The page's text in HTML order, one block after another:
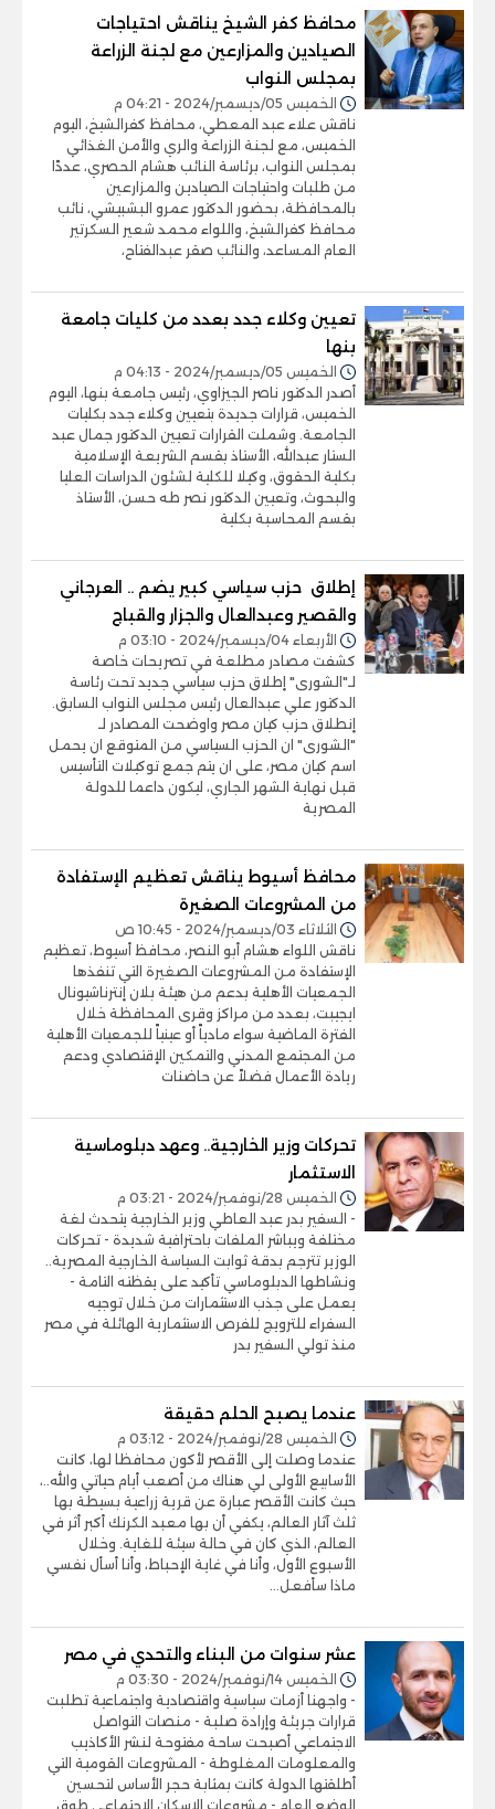
محافظ كفر الشيخ يناقش احتياجات
الصيادين والمزارعين مع لجنة الزراعة
بمجلس النواب
الخميس 05/ديسمبر/2024 - 04:21 م
ناقش علاء عبد المعطي، محافظ كفرالشيخ، اليوم
الخميس، مع لجنة الزراعة والري والأمن الغذائي
بمجلس النواب، برئاسة النائب هشام الحصري، عددًا
من طلبات واحتياجات الصيادين والمزارعين
بالمحافظة، بحضور الدكتور عمرو البشبيشي، نائب
محافظ كفرالشيخ، واللواء محمد شعير السكرتير
العام المساعد، والنائب صقر عبدالفتاح،
تعيين وكلاء جدد بعدد من كليات جامعة
بنها
الخميس 05/ديسمبر/2024 - 04:13 م
أصدر الدكتور ناصر الجيزاوي، رئيس جامعة بنها، اليوم
الخميس، قرارات جديدة بتعيين وكلاء جدد بكليات
الجامعة. وشملت القرارات تعيين الدكتور جمال عبد
الستار عبدالله، الأستاذ بقسم الشريعة الإسلامية
بكلية الحقوق، وكيلا للكلية لشئون الدراسات العليا
والبحوث، وتعيين الدكتور نصر طه حسن، الأستاذ
بقسم المحاسبة بكلية
إطلاق حزب سياسي كبير يضم .. العرجاني
والقصير وعبدالعال والجزار والقباج
الأربعاء 04/ديسمبر/2024 - 03:10 م
كشفت مصادر مطلعة في تصريحات خاصة
لـ"الشورى" إطلاق حزب سياسي جديد تحت رئاسة
الدكتور علي عبدالعال رئيس مجلس النواب السابق.
إنطلاق حزب كيان مصر واوضحت المصادر لـ
"الشورى" ان الحزب السياسي من المتوقع ان يحمل
اسم كيان مصر، على ان يتم جمع توكيلات التأسيس
قبل نهاية الشهر الجاري، ليكون داعما للدولة
المصرية
محافظ أسيوط يناقش تعظيم الإستفادة
من المشروعات الصغيرة
الثلاثاء 03/ديسمبر/2024 - 10:45 ص
ناقش اللواء هشام أبو النصر، محافظ أسيوط، تعظيم
الإستفادة من المشروعات الصغيرة التي تنفذها
الجمعيات الأهلية بدعم من هيئة بلان إنترناشيونال
ايجيبت، بعدد من مراكز وقرى المحافظة خلال
الفترة الماضية سواء مادياً أو عينياً للجمعيات الأهلية
من المجتمع المدني والتمكين الإقتصادي ودعم
ريادة الأعمال فضلاً عن حاضنات
تحركات وزير الخارجية.. وعهد دبلوماسية
الاستثمار
الخميس 28/نوفمبر/2024 - 03:21 م
- السفير بدر عبد العاطي وزير الخارجية يتحدث لغة
مختلفة ويباشر الملفات باحترافية شديدة - تحركات
الوزير تترجم بدقة ثوابت السياسة الخارجية المصرية..
ونشاطها الدبلوماسي تأكيد على يقظته التامة -
يعمل على جذب الاستثمارات من خلال توجيه
السفراء للترويج للفرص الاستثمارية الهائلة في مصر
منذ تولي السفير بدر
عندما يصبح الحلم حقيقة
الخميس 28/نوفمبر/2024 - 03:12 م
عندما وصلت إلى الأقصر لأكون محافظا لها، كانت
الأسابيع الأولى لي هناك من أصعب أيام حياتي والله..،
حيث كانت الأقصر عبارة عن قرية زراعية بسيطة بها
ثلث آثار العالم، يكفي أن بها معبد الكرنك أكبر أثر في
العالم، الذي كان في حالة سيئة للغاية. وخلال
الأسبوع الأول، وأنا في غاية الإحباط، وأنا أسأل نفسي
ماذا سأفعل...
عشر سنوات من البناء والتحدي في مصر
الخميس 14/نوفمبر/2024 - 03:30 م
- واجهنا أزمات سياسية واقتصادية واجتماعية تطلبت
قرارات جريئة وإرادة صلبة - منصات التواصل
الاجتماعي أصبحت ساحة مفتوحة لنشر الأكاذيب
والمعلومات المغلوطة - المشروعات القومية التي
أطلقتها الدولة كانت بمثابة حجر الأساس لتحسين
الوضع العام - مشروعات الإسكان الاجتماعي طوق